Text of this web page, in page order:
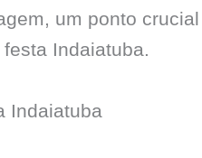
um ponto
Indaiatuba.
Indaiatuba